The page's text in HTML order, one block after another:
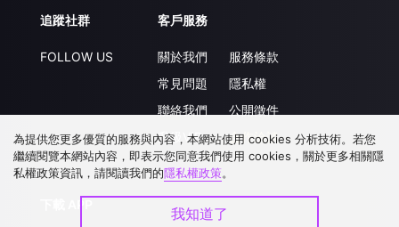
追蹤社群
FOLLOW US
客戶服務
關於我們
常見問題
聯絡我們
升級VIP
服務條款
隱私權
公開徵件
合作洽談
為提供您更多優質的服務與內容，本網站使用 cookies 分析技術。若您
繼續閱覽本網站內容，即表示您同意我們使用 cookies，關於更多相關隱
私權政策資訊，請閱讀我們的隱私權政策。
我知道了